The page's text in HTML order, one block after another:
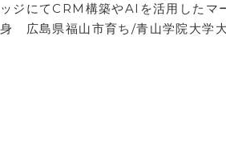
ジにてCRM構築やAIを活用したマ
広島県福山市育ち/青山学院大学